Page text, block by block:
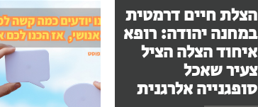
הצלת חיים דרמטית
במחנה יהודה: רופא
איחוד הצלה הציל
צעיר שאכל
סופגנייה אלרגנית